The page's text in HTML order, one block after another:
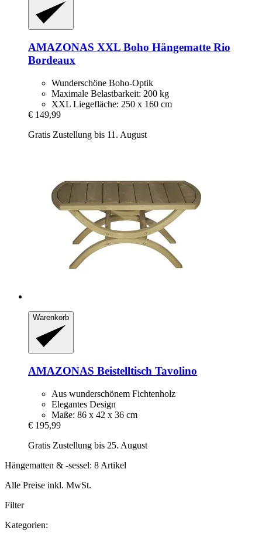
AMAZONAS XXL Boho Hängematte Rio
Bordeaux
Wunderschöne Boho-Optik
Maximale Belastbarkeit: 200 kg
XXL Liegefläche: 250 x 160 cm
€ 149,99
Gratis Zustellung bis 11. August
Warenkorb
AMAZONAS Beistelltisch Tavolino
Aus wunderschönem Fichtenholz
Elegantes Design
Maße: 86 x 42 x 36 cm
€ 195,99
Gratis Zustellung bis 25. August
Hängematten & -sessel: 8 Artikel
Alle Preise inkl. MwSt.
Filter
Kategorien: